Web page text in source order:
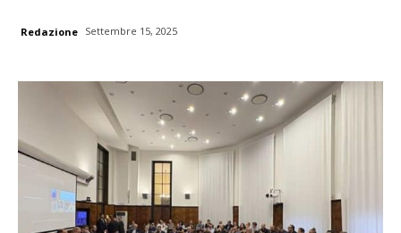
Redazione Settembre 15, 2025